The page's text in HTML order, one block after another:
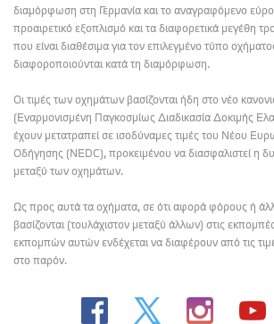
διαμόρφωση στη Γερμανία και το αναγραφόμενο
προαιρετικό εξοπλισμό και τα διαφορετικά μεγέθη
που είναι διαθέσιμα για τον επιλεγμένο τύπο
διαφοροποιούνται κατά τη διαμόρφωση.
Οι τιμές των οχημάτων βασίζονται ήδη στο νέο
(Εναρμονισμένη Παγκοσμίως Διαδικασία Δοκιμής
έχουν μετατραπεί σε ισοδύναμες τιμές του Νέου
Οδήγησης (NEDC), προκειμένου να διασφαλιστεί η
μεταξύ των οχημάτων.
Ως προς αυτά τα οχήματα, σε ότι αφορά φόρους ή
βασίζονται (τουλάχιστον μεταξύ άλλων) στις
εκπομπών αυτών ενδέχεται να διαφέρουν από τις
στο παρόν.